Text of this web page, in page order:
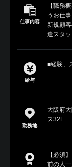
仕事内容
【職務
うお仕
新規顧
遣スタ
給与
■経験、
勤務地
大阪府
ス32F
【必須
前の人